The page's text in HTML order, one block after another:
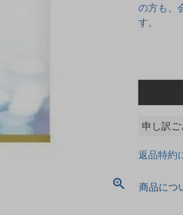
の方も、
す。
申し訳
返品特約
商品につ